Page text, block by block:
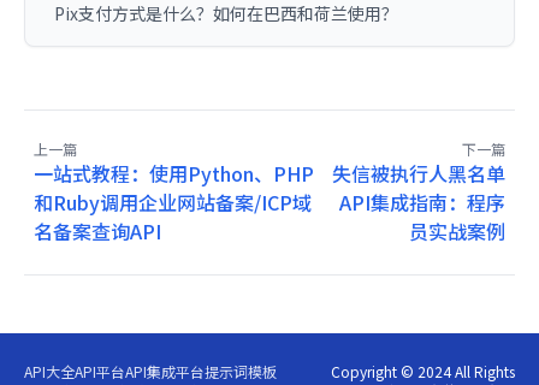
Pix支付方式是什么？如何在巴西和荷兰使用？
上一篇
一站式教程：使用Python、PHP
和Ruby调用企业网站备案/ICP域
名备案查询API
下一篇
失信被执行人黑名单
API集成指南：程序
员实战案例
API大全API平台API集成平台提示词模板
Copyright © 2024 All Rights